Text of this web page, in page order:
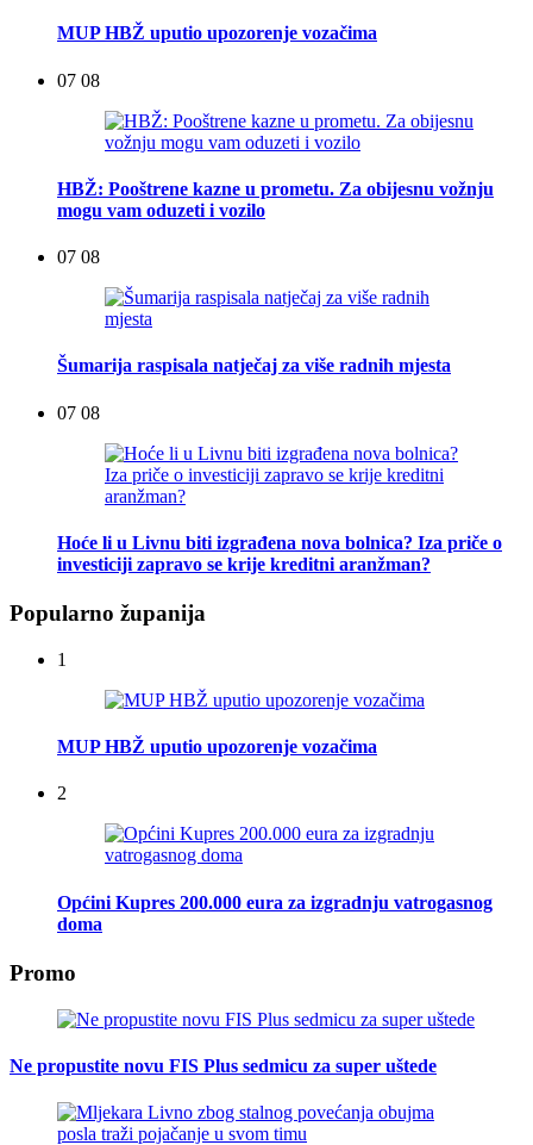
MUP HBŽ uputio upozorenje vozačima
07 08
HBŽ: Pooštrene kazne u prometu. Za obijesnu vožnju
mogu vam oduzeti i vozilo
07 08
Šumarija raspisala natječaj za više radnih mjesta
07 08
Hoće li u Livnu biti izgrađena nova bolnica? Iza priče o
investiciji zapravo se krije kreditni aranžman?
Popularno županija
1
MUP HBŽ uputio upozorenje vozačima
2
Općini Kupres 200.000 eura za izgradnju vatrogasnog
doma
Promo
Ne propustite novu FIS Plus sedmicu za super uštede